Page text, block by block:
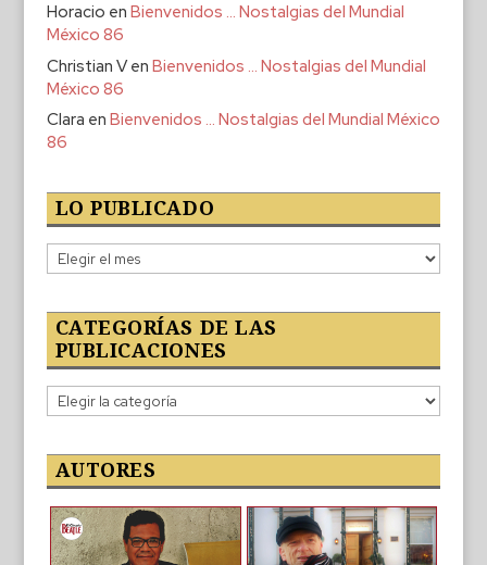
Horacio en Bienvenidos … Nostalgias del Mundial
México 86
Christian Ven Bienvenidos … Nostalgias del Mundial
México 86
Clara en Bienvenidos … Nostalgias del Mundial México
86
LO PUBLICADO
Lo
publicado
CATEGORÍAS DE LAS
PUBLICACIONES
Categorías
de
publicaciones
AUTORES